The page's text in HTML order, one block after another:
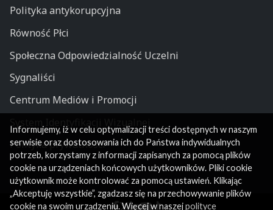
Polityka antykorupcyjna
Równość Płci
Społeczna Odpowiedzialność Uczelni
Sygnaliści
Centrum Mediów i Promocji
Polityka prywatności
Informujemy, iż w celu optymalizacji treści dostępnych w naszym
serwisie oraz dostosowania ich do Państwa indywidualnych
potrzeb, korzystamy z informacji zapisanych za pomocą plików
cookie na urządzeniach końcowych użytkowników. Pliki cookie
użytkownik może kontrolować za pomocą ustawień. Klikając
„Akceptuję wszystkie”, zgadzasz się na przechowywanie plików
cookie na swoim urządzeniu. Więcej w naszejpolityce